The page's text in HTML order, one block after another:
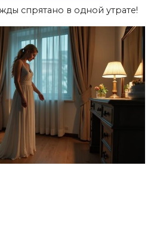
спрятано в одной утрате!